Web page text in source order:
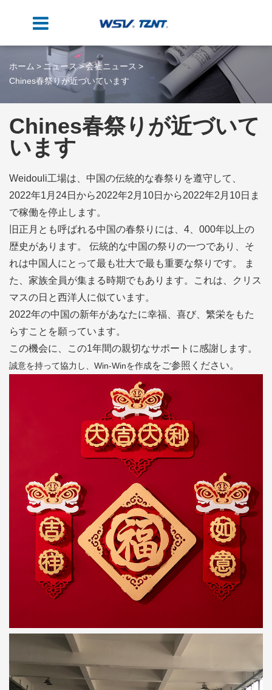
ホーム ニュース
会社ニュース
Chines春祭りが近づいています
Chines春祭りが近づいて
います
Weidouli工場は、中国の伝統的な春祭りを遵守して、
2022年1月24日から2022年2月10日から2022年2月10日ま
で稼働を停止します。
旧正月とも呼ばれる中国の春祭りには、4、000年以上の
歴史があります。 伝統的な中国の祭りの一つであり、そ
れは中国人にとって最も壮大で最も重要な祭りです。 ま
た、家族全員が集まる時期でもあります。これは、クリス
マスの日と西洋人に似ています。
2022年の中国の新年があなたに幸福、喜び、繁栄をもた
らすことを願っています。
この機会に、この1年間の親切なサポートに感謝します。
誠意を持って協力し、Win-Winを作成をご参照ください。